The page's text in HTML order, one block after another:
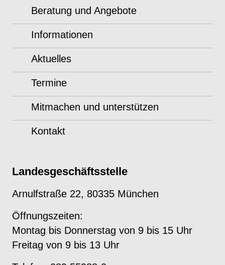
Beratung und Angebote
Informationen
Aktuelles
Termine
Mitmachen und unterstützen
Kontakt
Landesgeschäftsstelle
Arnulfstraße 22, 80335 München
Öffnungszeiten:
Montag bis Donnerstag von 9 bis 15 Uhr
Freitag von 9 bis 13 Uhr